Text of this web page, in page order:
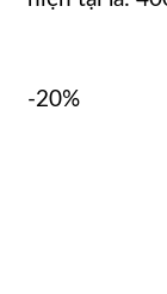
-20%